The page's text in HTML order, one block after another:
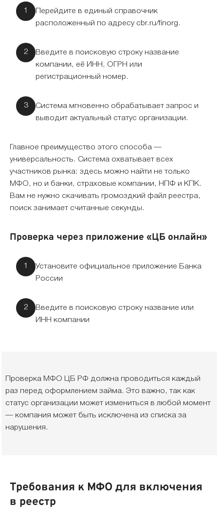
Перейдите в единый справочник
расположенный по адресу cbr.ru/finorg.
Введите в поисковую строку название
компании, её ИНН, ОГРН или
регистрационный номер.
Система мгновенно обрабатывает запрос и
выводит актуальный статус организации.
Главное преимущество этого способа —
универсальность. Система охватывает всех
участников рынка: здесь можно найти не только
МФО, но и банки, страховые компании, НПФ и КПК.
Вам не нужно скачивать громоздкий файл реестра,
поиск занимает считанные секунды.
Проверка через приложение «ЦБ онлайн»
Установите официальное приложение Банка
России
Введите в поисковую строку название или
ИНН компании
Проверка МФО ЦБ РФ должна проводиться каждый
раз перед оформлением займа. Это важно, так как
статус организации может измениться в любой момент
— компания может быть исключена из списка за
нарушения.
Требования к МФО для включения
в реестр